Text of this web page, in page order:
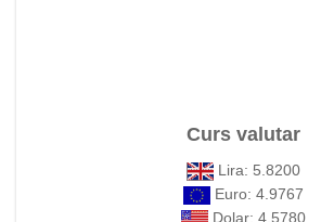
Curs valutar
Lira: 5.8200
Euro: 4.9767
Dolar: 4.5780